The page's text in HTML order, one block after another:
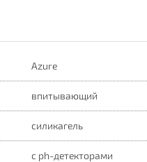
Azure
впитывающий
силикагель
с ph-детекторами